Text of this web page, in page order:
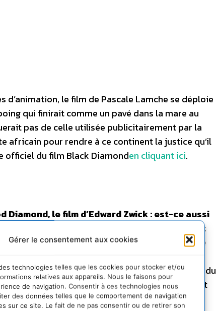
Gérer le consentement aux cookies
technologies telles que les cookies pour stocker et/ou
relatives aux appareils. Nous le faisons pour
de navigation. Consentir à ces technologies nous
des données telles que le comportement de navigation
sur ce site. Le fait de ne pas consentir ou de retirer son
d’animation, le film de Pascale Lamche se déploie
qui finirait comme un pavé dans la mare au
pas de celle utilisée publicitairement par la
africain pour rendre à ce continent la justice qu’il
officiel du film Black Diamonden cliquant ici.
le film d’Edward Zwick : est-ce aussi
est
. L’idée, c’est
(un garçon qui apportera la fortune à celui qui le
ou d’une autre, soit comme victimes de
» de chercheurs de « talents » arrogants. L’or du
Et, sur un terrain de foot, ce qui brille est tout
– le plus souvent d’un commerce d’illusions –